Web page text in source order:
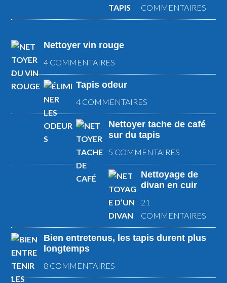
COMMENTAIRES
Nettoyer vin rouge
4 COMMENTAIRES
Tapis odeur
4 COMMENTAIRES
Nettoyer tache de café
sur du tapis
5 COMMENTAIRES
Nettoyage de
divan en cuir
21
COMMENTAIRES
Bien entretenus, les tapis durent plus
longtemps
8 COMMENTAIRES